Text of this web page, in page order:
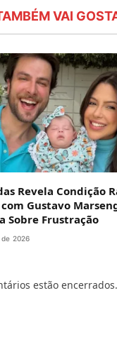
VAI
Revela Condição
Gustavo
Sobre Frustração
2026
estão encerrados.